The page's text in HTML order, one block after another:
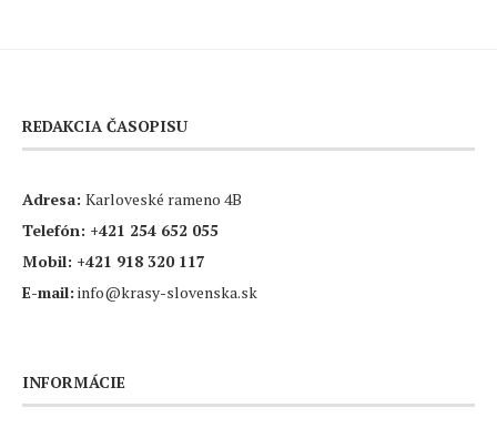
REDAKCIA ČASOPISU
Adresa: Karloveské rameno 4B
Telefón: +421 254 652 055
Mobil: +421 918 320 117
E-mail: info@krasy-slovenska.sk
INFORMÁCIE